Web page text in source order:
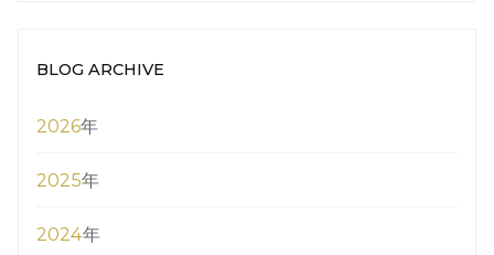
BLOG ARCHIVE
2026年
2025年
2024年